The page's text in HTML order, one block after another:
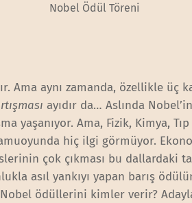
Nobel Ödül Töreni
Ama aynı zamanda, özellikle
ayıdır da… Aslında
yaşanıyor. Ama, Fizik, Kimya,
hiç ilgi görmüyor.
çok çıkması bu dallardaki
asıl yankıyı yapan barış
ödüllerini kimler verir?